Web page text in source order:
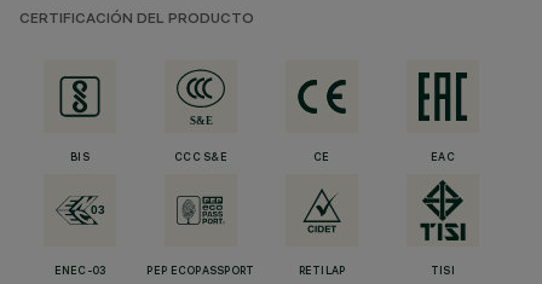
CERTIFICACIÓN DEL PRODUCTO
BIS CCC S&E CE EAC
ENEC-03 PEP ECOPASSPORT RETILAP TISI